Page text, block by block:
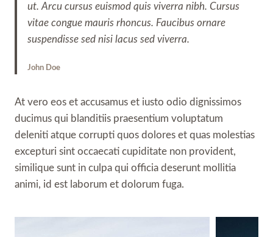
ut. Arcu cursus euismod quis viverra nibh. Cursus
vitae congue mauris rhoncus. Faucibus ornare
suspendisse sed nisi lacus sed viverra.
John Doe
At vero eos et accusamus et iusto odio dignissimos
ducimus qui blanditiis praesentium voluptatum
deleniti atque corrupti quos dolores et quas molestias
excepturi sint occaecati cupiditate non provident,
similique sunt in culpa qui officia deserunt mollitia
animi, id est laborum et dolorum fuga.